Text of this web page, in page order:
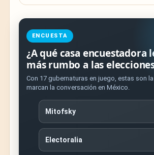
ENCUESTA
¿A qué casa encuestadora
más rumbo a las
Con 17 gubernaturas en juego, estas son
marcan la conversación en México.
Mitofsky
Electoralia